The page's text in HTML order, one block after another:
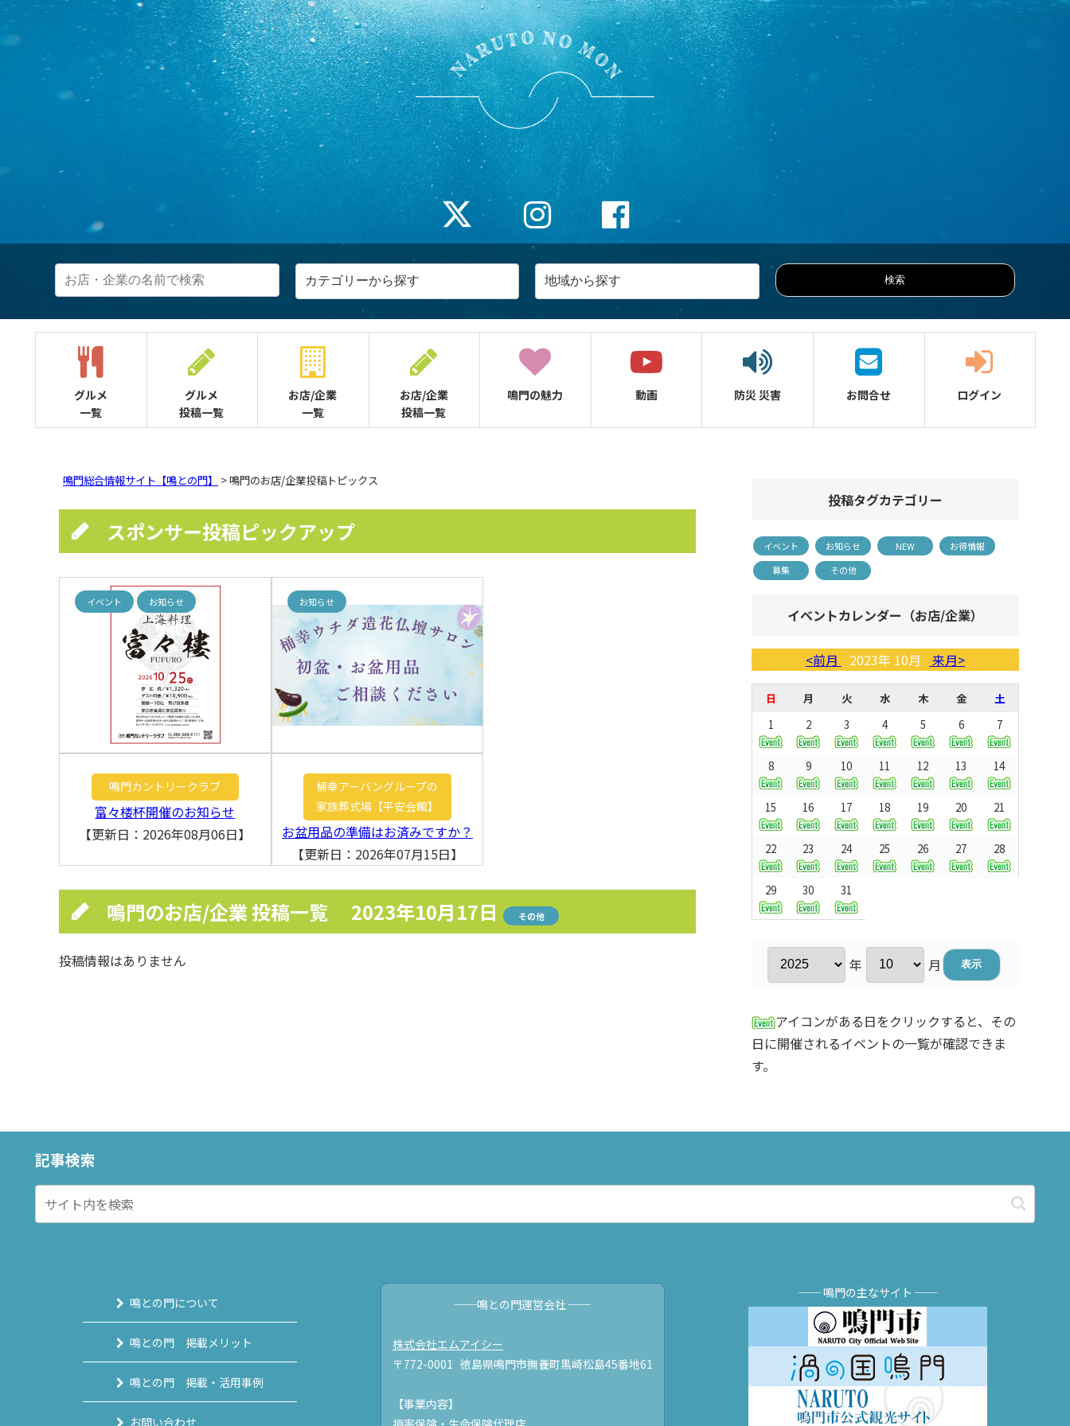
グルメ
一覧
グルメ
投稿一覧
お店/企業
一覧
お店/企業
投稿一覧
鳴門の魅力 動画 防災災害 お問合せ ログイン
鳴門総合情報サイト【鳴との門】 > 鳴門のお店/企業投稿トピックス
スポンサー投稿ピックアップ
イベント お知らせ
鳴門カントリークラブ
富々楼杯開催のお知らせ
【更新日：2026年08月06日】
お知らせ
桶幸アーバングループの
家族葬式場【平安会館】
お盆用品の準備はお済みですか？
【更新日：2026年07月15日】
鳴門のお店/企業 投稿一覧 2023年10月17日 その他
投稿情報はありません
投稿タグカテゴリー
イベント お知らせ NEW
お得情報
募集
その他
イベントカレンダー（お店/企業）
<前月 2023年 10月 来月>
日 月 火 水 木 金
土
1
2 3 4 5 6 7
8 9 10 11 12 13 14
15 16 17 18 19 20 21
22 23 24 25 26 27 28
29 30 31
年 月
アイコンがある日をクリックすると、その
日に開催されるイベントの一覧が確認できま
す。
記事検索
鳴との門について
鳴との門 掲載メリット
鳴との門 掲載・活用事例
お問い合わせ
──鳴との門運営会社 ──
株式会社エムアイシー
〒772-0001 徳島県鳴門市撫養町黒崎松島45番地61
【事業内容】
── 鳴門の主なサイト ──